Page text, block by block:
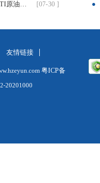
【视点】地缘政治有再度升级风险 WTI原油大涨近7% [07-30 ]
友情链接
粤ICP备
20201000